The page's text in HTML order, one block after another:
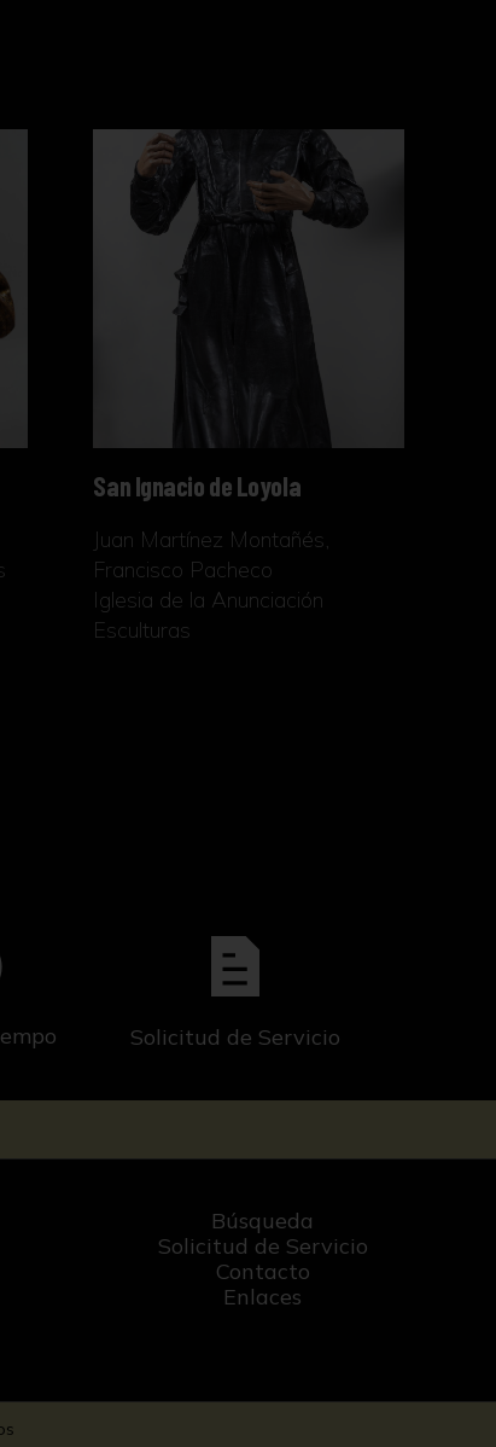
San Ignacio de Loyola
San Ignacio de Loyola
Juan Martínez Montañés,
Francisco Pacheco
Iglesia de la Anunciación
Esculturas
Solicitud de Servicio
Búsqueda
Solicitud de Servicio
Contacto
Enlaces